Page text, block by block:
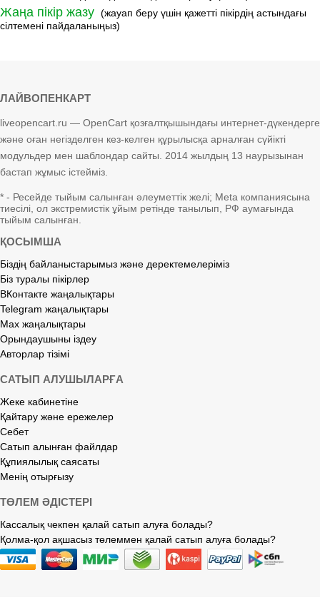
Жаңа пікір жазу (жауап беру үшін қажетті пікірдің астындағы
сілтемені пайдаланыңыз)
ЛАЙВОПЕНКАРТ
liveopencart.ru — OpenCart қозғалтқышындағы интернет-дүкендерге
және оған негізделген кез-келген құрылысқа арналған сүйікті
модульдер мен шаблондар сайты. 2014 жылдың 13 наурызынан
бастап жұмыс істейміз.
* - Ресейде тыйым салынған әлеуметтік желі; Meta компаниясына
тиесілі, ол экстремистік ұйым ретінде танылып, РФ аумағында
тыйым салынған.
ҚОСЫМША
Біздің байланыстарымыз және деректемелеріміз
Біз туралы пікірлер
ВКонтакте жаңалықтары
Telegram жаңалықтары
Max жаңалықтары
Орындаушыны іздеу
Авторлар тізімі
САТЫП АЛУШЫЛАРҒА
Жеке кабинетіне
Қайтару және ережелер
Себет
Сатып алынған файлдар
Құпиялылық саясаты
Менің отырғызу
ТӨЛЕМ ӘДІСТЕРІ
Кассалық чекпен қалай сатып алуға болады?
Қолма-қол ақшасыз төлеммен қалай сатып алуға болады?